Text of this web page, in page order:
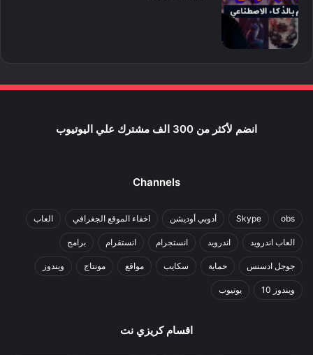
انضم لأكثر من 300 الف مشترك علي اليوتيوب
Channels
obs
Skype أدوبي أوديشن اخفاء الموقع الجغرافي العاب
العاب اندرويد اندرويد انستجرام انستقرام برامج
جوجل ادسنس حماية سكايب مواقع مونتاج ويندوز
ويندوز 10 يوتيوب
اقسام كريزي نت